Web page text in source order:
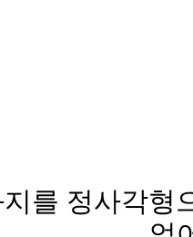
를 정사각형